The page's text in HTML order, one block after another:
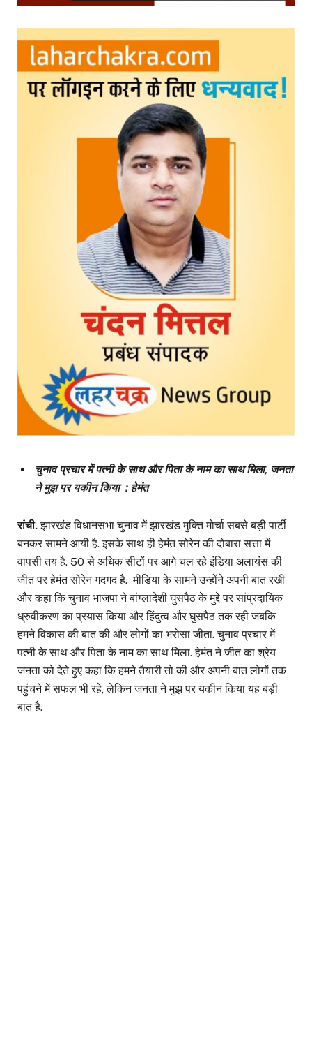
चुनाव प्रचार में पत्नी के साथ और पिता के नाम का साथ मिला, जनता
ने मुझ पर यकीन किया : हेमंत
रांची.झारखंड विधानसभा चुनाव में झारखंड मुक्ति मोर्चा सबसे बड़ी पार्टी
बनकर सामने आयी है. इसके साथ ही हेमंत सोरेन की दोबारा सत्ता में
वापसी तय है. 50 से अधिक सीटों पर आगे चल रहे इंडिया अलायंस की
जीत पर हेमंत सोरेन गदगद है. मीडिया के सामने उन्होंने अपनी बात रखी
और कहा कि चुनाव भाजपा ने बांग्लादेशी घुसपैठ के मुद्दे पर सांप्रदायिक
ध्रुवीकरण का प्रयास किया और हिंदुत्व और घुसपैठ तक रही जबकि
हमने विकास की बात की और लोगों का भरोसा जीता. चुनाव प्रचार में
पत्नी के साथ और पिता के नाम का साथ मिला. हेमंत ने जीत का श्रेय
जनता को देते हुए कहा कि हमने तैयारी तो की और अपनी बात लोगों तक
पहुंचने में सफल भी रहे, लेकिन जनता ने मुझ पर यकीन किया यह बड़ी
बात है.